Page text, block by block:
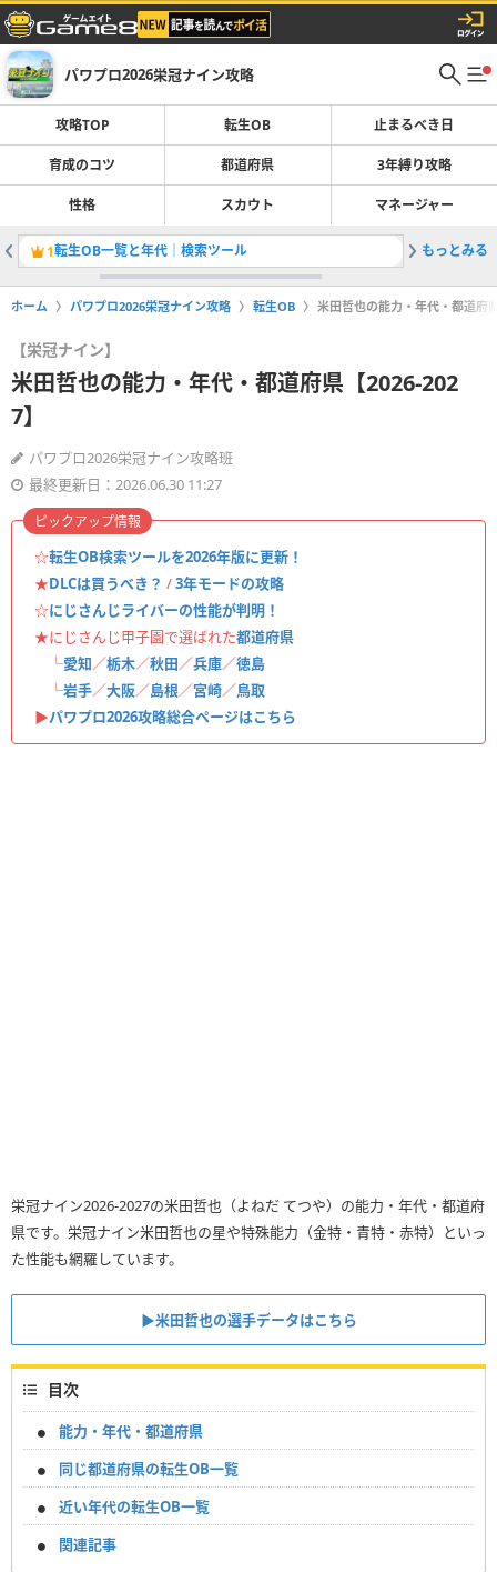
パワプロ2026栄冠ナイン攻略
攻略TOP 転生OB 止まるべき日
育成のコツ 都道府県 3年縛り攻略
性格 スカウト マネージャー
1転生OB一覧と年代｜検索ツール 2止まる
もっとみる
ホーム パワプロ2026栄冠ナイン攻略 転生OB 米田哲也の能力・年代・都道府
【栄冠ナイン】
米田哲也の能力・年代・都道府県【2026-202
7】
パワプロ2026栄冠ナイン攻略班
最終更新日：2026.06.30 11:27
☆転生OB検索ツールを2026年版に更新！
★DLCは買うべき？ /3年モードの攻略
☆にじさんじライバーの性能が判明！
★にじさんじ甲子園で選ばれた都道府県
└愛知／栃木／秋田／兵庫／徳島
└岩手／大阪／島根／宮崎／鳥取
▶︎パワプロ2026攻略総合ページはこちら
ピックアップ情報
栄冠ナイン2026-2027の米田哲也（よねだ てつや）の能力・年代・都道府
県です。栄冠ナイン米田哲也の星や特殊能力（金特・青特・赤特）といっ
た性能も網羅しています。
▶︎米田哲也の選手データはこちら
目次
能力・年代・都道府県
同じ都道府県の転生OB一覧
近い年代の転生OB一覧
関連記事